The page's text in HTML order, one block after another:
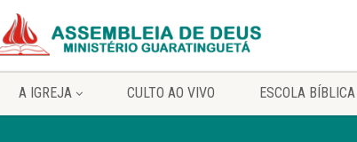
A IGREJA CULTO AO VIVO ESCOLA